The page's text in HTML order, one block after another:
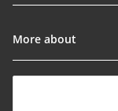
More about
Informationen